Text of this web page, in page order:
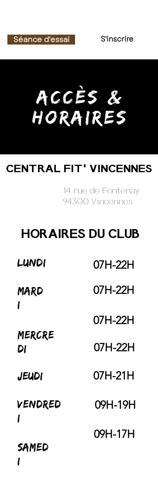
Séance d'essai S'inscrire
accès &
horaires
CENTRAL FIT' VINCENNES
14 rue de Fontenay
94300 Vincennes
HORAIRES DU CLUB
LUNDI
MARD
I
MERCRE
DI
JEUDI
VENDRED
I
SAMED
I
07H-22H
07H-22H
07H-22H
07H-22H
07H-21H
09H-19H
09H-17H